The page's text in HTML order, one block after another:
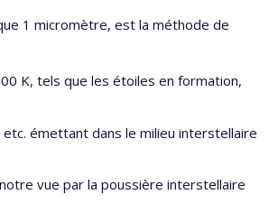
1 micromètre, est la méthode de
K, tels que les étoiles en formation,
émettant dans le milieu interstellaire
vue par la poussière interstellaire